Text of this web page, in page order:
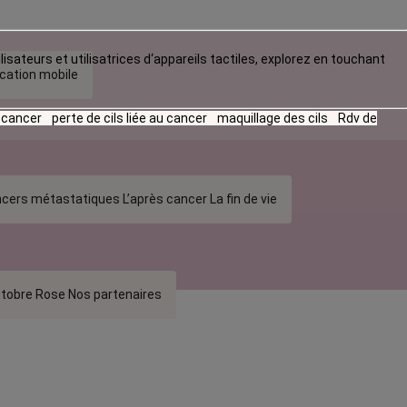
mobile
métastatiques L’après cancer La fin de vie
Rose Nos partenaires
et utilisatrices d‘appareils tactiles, explorez en touchant
perte de cils liée au cancer maquillage des cils Rdv de